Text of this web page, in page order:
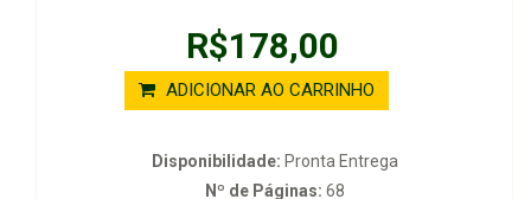
R$178,00
ADICIONAR AO CARRINHO
Disponibilidade: Pronta Entrega
Nº de Páginas: 68